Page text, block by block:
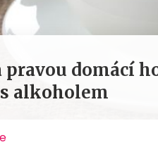
pravou domácí
alkoholem